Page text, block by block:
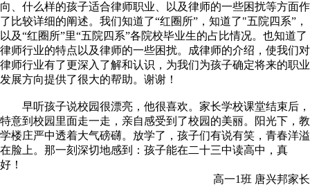
向、什么样的孩子适合律师职业、以及律师的一些困扰等方面作
了比较详细的阐述。我们知道了“红圈所”，知道了"五院四系”，
以及“红圈所”里“五院四系”各院校毕业生的占比情况。也知道了
律师行业的特点以及律师的一些困扰。成律师的介绍，使我们对
律师行业有了更深入了解和认识，为我们为孩子确定将来的职业
发展方向提供了很大的帮助。谢谢！
早听孩子说校园很漂亮，他很喜欢。家长学校课堂结束后，
特意到校园里面走一走，亲自感受到了校园的美丽。阳光下，教
学楼庄严中透着大气磅礴。放学了，孩子们有说有笑，青春洋溢
在脸上。那一刻深切地感到：孩子能在二十三中读高中，真
好！
高一1班 唐兴邦家长